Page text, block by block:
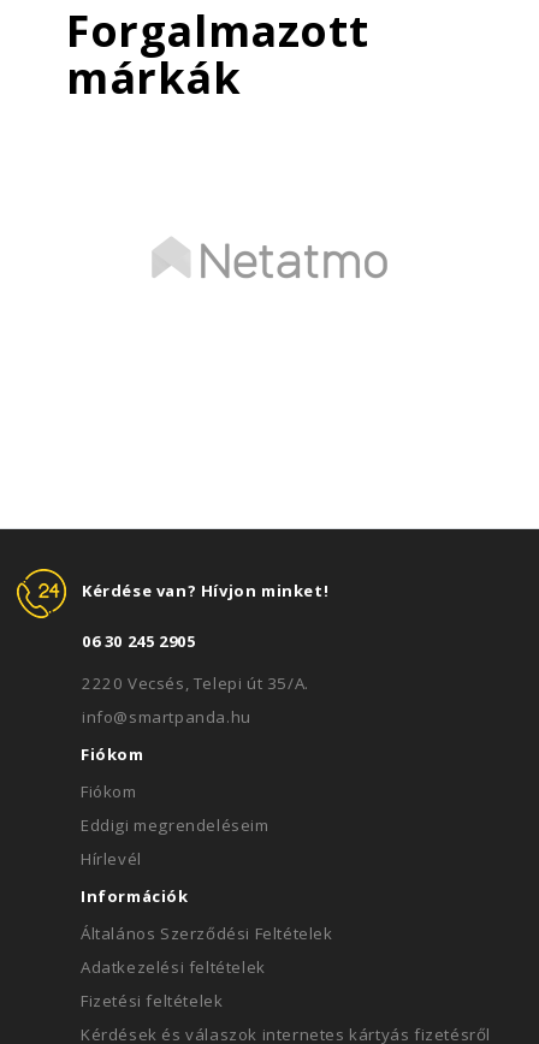
Forgalmazott
márkák
Kérdése van? Hívjon minket!
06 30 245 2905
2220 Vecsés, Telepi út 35/A.
info@smartpanda.hu
Fiókom
Fiókom
Eddigi megrendeléseim
Hírlevél
Információk
Általános Szerződési Feltételek
Adatkezelési feltételek
Fizetési feltételek
Kérdések és válaszok internetes kártyás fizetésről